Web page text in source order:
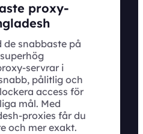
proxy-
de snabbaste på
servrar i
pålitlig och
access för
mål. Med
proxies får du
och mer exakt.